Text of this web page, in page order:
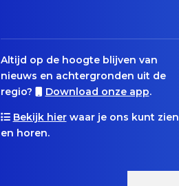
Altijd op de hoogte blijven van
nieuws en achtergronden uit de
regio?
Download onze app.
Bekijk hierwaar je ons kunt zien
en horen.